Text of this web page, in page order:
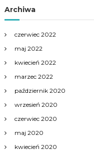
Archiwa
czerwiec 2022
maj 2022
kwiecień 2022
marzec 2022
październik 2020
wrzesień 2020
czerwiec 2020
maj 2020
kwiecień 2020